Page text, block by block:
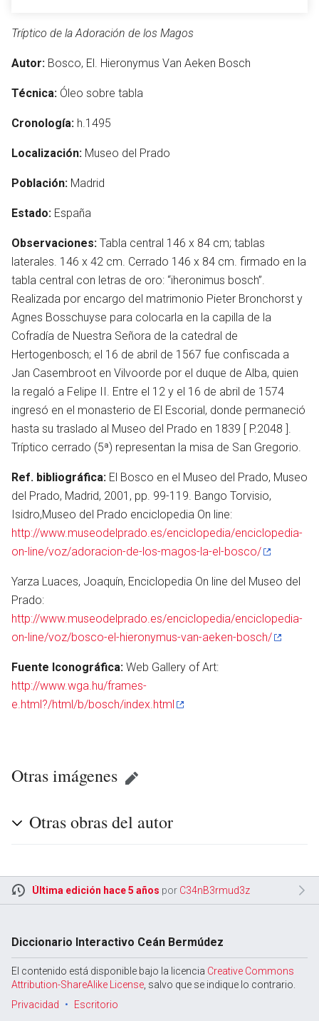
Tríptico de la Adoración de los Magos
Autor: Bosco, El. Hieronymus Van Aeken Bosch
Técnica: Óleo sobre tabla
Cronología: h.1495
Localización: Museo del Prado
Población: Madrid
Estado: España
Observaciones: Tabla central 146 x 84 cm; tablas
laterales. 146 x 42 cm. Cerrado 146 x 84 cm. firmado en la
tabla central con letras de oro: “iheronimus bosch”.
Realizada por encargo del matrimonio Pieter Bronchorst y
Agnes Bosschuyse para colocarla en la capilla de la
Cofradía de Nuestra Señora de la catedral de
Hertogenbosch; el 16 de abril de 1567 fue confiscada a
Jan Casembroot en Vilvoorde por el duque de Alba, quien
la regaló a Felipe II. Entre el 12 y el 16 de abril de 1574
ingresó en el monasterio de El Escorial, donde permaneció
hasta su traslado al Museo del Prado en 1839 [ P.2048 ].
Tríptico cerrado (5ª) representan la misa de San Gregorio.
Ref. bibliográfica: El Bosco en el Museo del Prado, Museo
del Prado, Madrid, 2001, pp. 99-119. Bango Torvisio,
Isidro,Museo del Prado enciclopedia On line:
http://www.museodelprado.es/enciclopedia/enciclopedia-
on-line/voz/adoracion-de-los-magos-la-el-bosco/
Yarza Luaces, Joaquín, Enciclopedia On line del Museo del
Prado:
http://www.museodelprado.es/enciclopedia/enciclopedia-
on-line/voz/bosco-el-hieronymus-van-aeken-bosch/
Fuente Iconográfica: Web Gallery of Art:
http://www.wga.hu/frames-
e.html?/html/b/bosch/index.html
Otras imágenes
Otras obras del autor
Última edición hace 5 años por C34nB3rmud3z
Diccionario Interactivo Ceán Bermúdez
El contenido está disponible bajo la licencia Creative Commons
Attribution-ShareAlike License , salvo que se indique lo contrario.
Privacidad
Escritorio